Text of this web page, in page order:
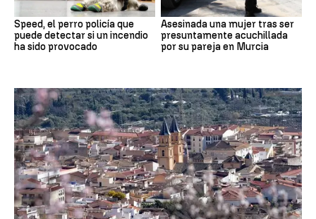
Speed, el perro policía que
puede detectar si un incendio
ha sido provocado
Asesinada una mujer tras ser
presuntamente acuchillada
por su pareja en Murcia